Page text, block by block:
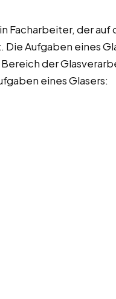
Facharbeiter, der
Die Aufgaben eines
der
eines Glasers: